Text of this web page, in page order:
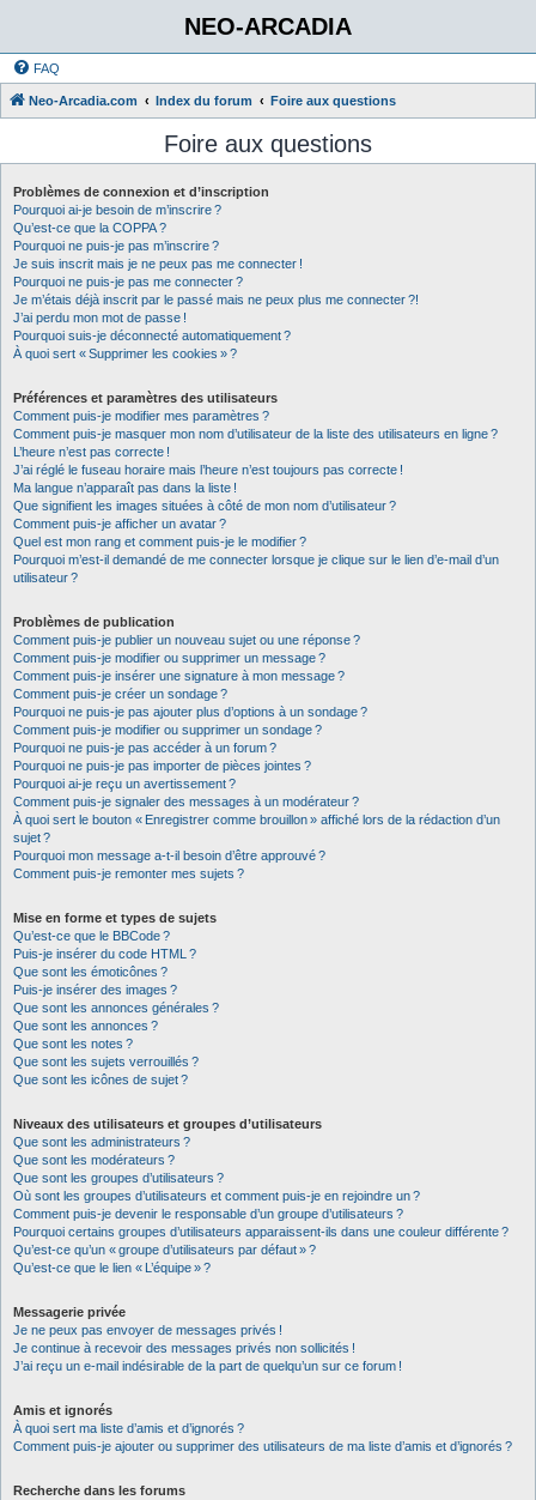
NEO-ARCADIA
FAQ
Neo-Arcadia.com Index du forum Foire aux questions
Foire aux questions
Problèmes de connexion et d’inscription
Pourquoi ai-je besoin de m’inscrire ?
Qu’est-ce que la COPPA ?
Pourquoi ne puis-je pas m’inscrire ?
Je suis inscrit mais je ne peux pas me connecter !
Pourquoi ne puis-je pas me connecter ?
Je m’étais déjà inscrit par le passé mais ne peux plus me connecter ?!
J’ai perdu mon mot de passe !
Pourquoi suis-je déconnecté automatiquement ?
À quoi sert « Supprimer les cookies » ?
Préférences et paramètres des utilisateurs
Comment puis-je modifier mes paramètres ?
Comment puis-je masquer mon nom d’utilisateur de la liste des utilisateurs en ligne ?
L’heure n’est pas correcte !
J’ai réglé le fuseau horaire mais l’heure n’est toujours pas correcte !
Ma langue n’apparaît pas dans la liste !
Que signifient les images situées à côté de mon nom d’utilisateur ?
Comment puis-je afficher un avatar ?
Quel est mon rang et comment puis-je le modifier ?
Pourquoi m’est-il demandé de me connecter lorsque je clique sur le lien d’e-mail d’un
utilisateur ?
Problèmes de publication
Comment puis-je publier un nouveau sujet ou une réponse ?
Comment puis-je modifier ou supprimer un message ?
Comment puis-je insérer une signature à mon message ?
Comment puis-je créer un sondage ?
Pourquoi ne puis-je pas ajouter plus d’options à un sondage ?
Comment puis-je modifier ou supprimer un sondage ?
Pourquoi ne puis-je pas accéder à un forum ?
Pourquoi ne puis-je pas importer de pièces jointes ?
Pourquoi ai-je reçu un avertissement ?
Comment puis-je signaler des messages à un modérateur ?
À quoi sert le bouton « Enregistrer comme brouillon » affiché lors de la rédaction d’un
sujet ?
Pourquoi mon message a-t-il besoin d’être approuvé ?
Comment puis-je remonter mes sujets ?
Mise en forme et types de sujets
Qu’est-ce que le BBCode ?
Puis-je insérer du code HTML ?
Que sont les émoticônes ?
Puis-je insérer des images ?
Que sont les annonces générales ?
Que sont les annonces ?
Que sont les notes ?
Que sont les sujets verrouillés ?
Que sont les icônes de sujet ?
Niveaux des utilisateurs et groupes d’utilisateurs
Que sont les administrateurs ?
Que sont les modérateurs ?
Que sont les groupes d’utilisateurs ?
Où sont les groupes d’utilisateurs et comment puis-je en rejoindre un ?
Comment puis-je devenir le responsable d’un groupe d’utilisateurs ?
Pourquoi certains groupes d’utilisateurs apparaissent-ils dans une couleur différente ?
Qu’est-ce qu’un « groupe d’utilisateurs par défaut » ?
Qu’est-ce que le lien « L’équipe » ?
Messagerie privée
Je ne peux pas envoyer de messages privés !
Je continue à recevoir des messages privés non sollicités !
J’ai reçu un e-mail indésirable de la part de quelqu’un sur ce forum !
Amis et ignorés
À quoi sert ma liste d’amis et d’ignorés ?
Comment puis-je ajouter ou supprimer des utilisateurs de ma liste d’amis et d’ignorés ?
Recherche dans les forums